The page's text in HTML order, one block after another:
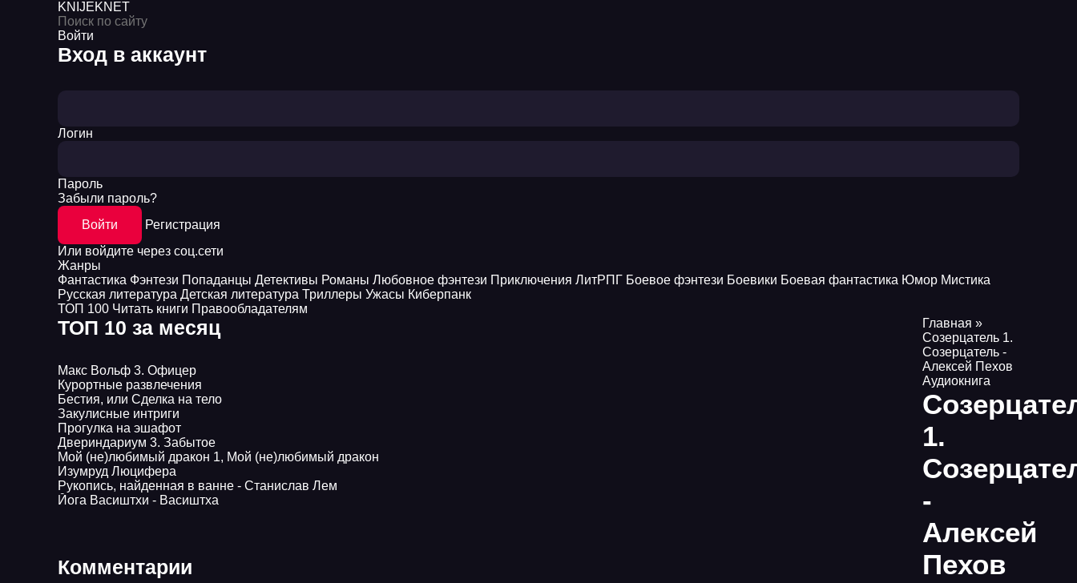
KNIJEKNET
Войти
Вход в аккаунт
Логин
Пароль
Забыли пароль?
Войти
Регистрация
Или войдите через соц.сети
Жанры
Фантастика Фэнтези Попаданцы Детективы Романы Любовное фэнтези Приключения ЛитРПГ Боевое фэнтези Боевики Боевая фантастика Юмор Мистика
Русская литература Детская литература Триллеры Ужасы Киберпанк
ТОП 100 Читать книги Правообладателям
ТОП 10 за месяц
Макс Вольф 3. Офицер
Курортные развлечения
Бестия, или Сделка на тело
Закулисные интриги
Прогулка на эшафот
Двериндариум 3. Забытое
Мой (не)любимый дракон 1, Мой (не)любимый дракон
Изумруд Люцифера
Рукопись, найденная в ванне - Станислав Лем
Йога Васиштхи - Васиштха
Комментарии
Главная »
Созерцатель 1.
Созерцатель -
Алексей Пехов
Аудиокнига
1.
-
Алексей
Пехов